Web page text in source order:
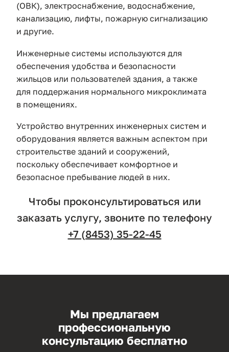
(ОВК), электроснабжение, водоснабжение,
канализацию, лифты, пожарную сигнализацию
и другие.
Инженерные системы используются для
обеспечения удобства и безопасности
жильцов или пользователей здания, а также
для поддержания нормального микроклимата
в помещениях.
Устройство внутренних инженерных систем и
оборудования является важным аспектом при
строительстве зданий и сооружений,
поскольку обеспечивает комфортное и
безопасное пребывание людей в них.
Чтобы проконсультироваться или
заказать услугу, звоните по телефону
+7 (8453) 35-22-45
Мы предлагаем
профессиональную
консультацию бесплатно